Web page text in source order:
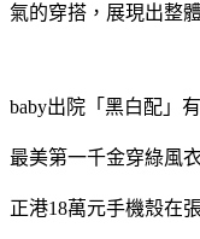
氣的穿搭，展現出整
baby出院「黑白配」
最美第一千金穿綠風
正港18萬元手機殼在